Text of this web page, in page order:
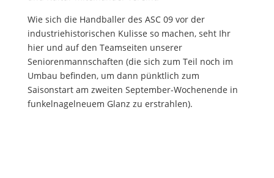
Wie sich die Handballer des ASC 09 vor der
industriehistorischen Kulisse so machen, seht Ihr
hier und auf den Teamseiten unserer
Seniorenmannschaften (die sich zum Teil noch im
Umbau befinden, um dann pünktlich zum
Saisonstart am zweiten September-Wochenende in
funkelnagelneuem Glanz zu erstrahlen).